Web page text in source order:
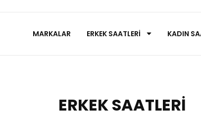
MARKALAR ERKEK SAATLERİ KADIN
ERKEK SAATLERİ